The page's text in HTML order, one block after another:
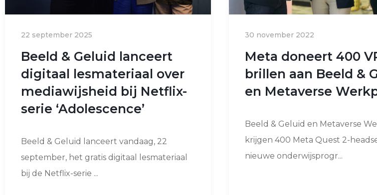
22 september 2025
Beeld & Geluid lanceert
digitaal lesmateriaal over
mediawijsheid bij Netflix-
serie ‘Adolescence’
Beeld & Geluid lanceert vandaag, 22
september, het gratis digitaal lesmateriaal
bij de Netflix-serie ...
30 november 2022
Meta doneert 400
brillen aan Beeld &
en Metaverse
Beeld & Geluid en Metaverse
krijgen 400 Meta Quest 2-
nieuwe onderwijsprogr...